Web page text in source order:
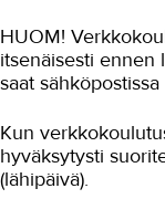
HUOM!
itsenäisesti ennen
saat
Kun
hyväksytysti
(lähipäivä).